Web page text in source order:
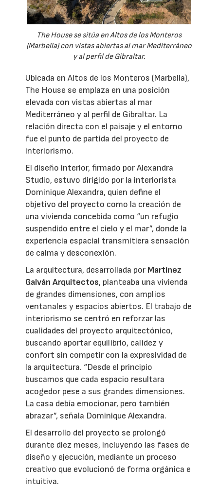
The House se sitúa en Altos de los Monteros
(Marbella) con vistas abiertas al mar Mediterráneo
y al perfil de Gibraltar.
Ubicada en Altos de los Monteros (Marbella),
The House se emplaza en una posición
elevada con vistas abiertas al mar
Mediterráneo y al perfil de Gibraltar. La
relación directa con el paisaje y el entorno
fue el punto de partida del proyecto de
interiorismo.
El diseño interior, firmado por Alexandra
Studio, estuvo dirigido por la interiorista
Dominique Alexandra, quien define el
objetivo del proyecto como la creación de
una vivienda concebida como “un refugio
suspendido entre el cielo y el mar”, donde la
experiencia espacial transmitiera sensación
de calma y desconexión.
La arquitectura, desarrollada por Martínez
Galván Arquitectos, planteaba una vivienda
de grandes dimensiones, con amplios
ventanales y espacios abiertos. El trabajo de
interiorismo se centró en reforzar las
cualidades del proyecto arquitectónico,
buscando aportar equilibrio, calidez y
confort sin competir con la expresividad de
la arquitectura. “Desde el principio
buscamos que cada espacio resultara
acogedor pese a sus grandes dimensiones.
La casa debía emocionar, pero también
abrazar”, señala Dominique Alexandra.
El desarrollo del proyecto se prolongó
durante diez meses, incluyendo las fases de
diseño y ejecución, mediante un proceso
creativo que evolucionó de forma orgánica e
intuitiva.